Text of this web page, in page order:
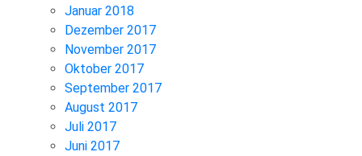
Januar 2018
Dezember 2017
November 2017
Oktober 2017
September 2017
August 2017
Juli 2017
Juni 2017